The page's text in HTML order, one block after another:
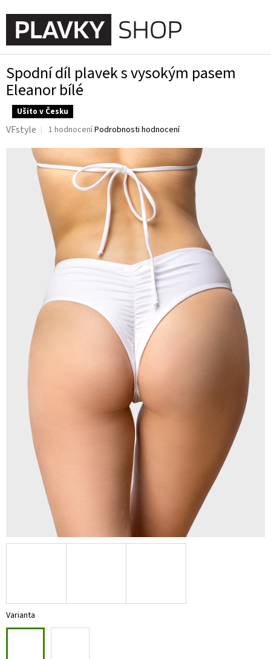
na
obsah
Spodní díl plavek s vysokým pasem
Eleanor bílé
Ušito v Česku
Průměrné
produktu
je
5,0
1 hodnoceníPodrobnosti hodnocení
VFstyle
Varianta